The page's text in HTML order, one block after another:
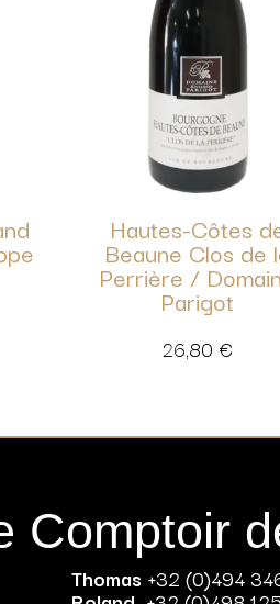
Hautes-Côtes
Beaune Clos de
Perrière /
Parigot
26,80 €
Comptoir
Thomas +32 (0)494